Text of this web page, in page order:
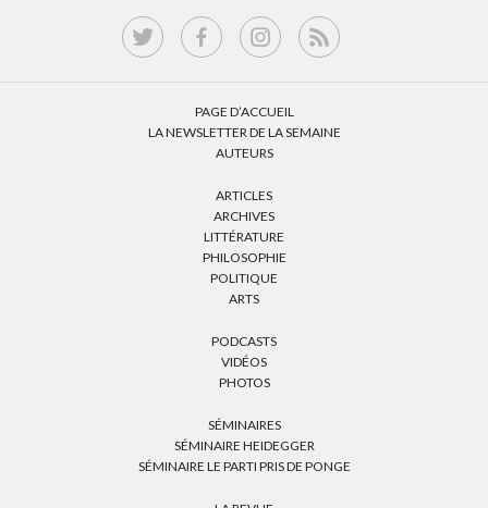
PAGE D’ACCUEIL
LA NEWSLETTER DE LA SEMAINE
AUTEURS
ARTICLES
ARCHIVES
LITTÉRATURE
PHILOSOPHIE
POLITIQUE
ARTS
PODCASTS
VIDÉOS
PHOTOS
SÉMINAIRES
SÉMINAIRE HEIDEGGER
SÉMINAIRE LE PARTI PRIS DE PONGE